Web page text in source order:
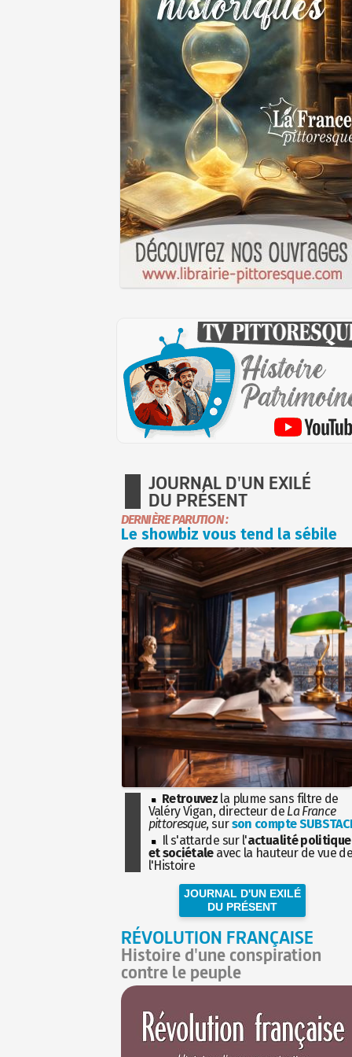
JOURNAL D'UN EXILÉ
DU PRÉSENT
DERNIÈRE PARUTION :
Le showbiz vous tend la sébile
Retrouvez la plume sans filtre de
Valéry Vigan, directeur de La France
pittoresque, surson compte
Il s'attarde sur l'actualité politique
et sociétaleavec la hauteur de vue
l'Histoire
JOURNAL D'UN EXILÉ
DU PRÉSENT
RÉVOLUTION FRANÇAISE
Histoire d'une conspiration
contre le peuple